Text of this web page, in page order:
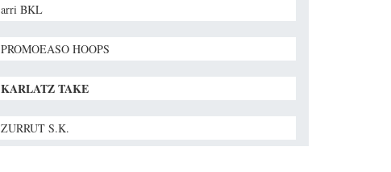
arri BKL
PROMOEASO HOOPS
KARLATZ TAKE
ZURRUT S.K.